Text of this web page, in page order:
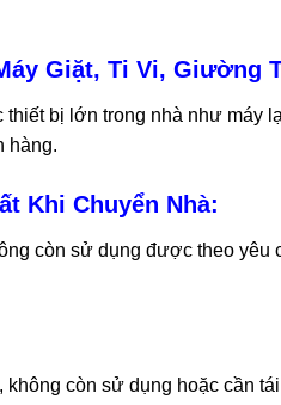
Giặt, Ti Vi, Giường
bị lớn trong nhà như máy
hàng.
Khi Chuyển Nhà:
còn sử dụng được theo yêu
không còn sử dụng hoặc cần